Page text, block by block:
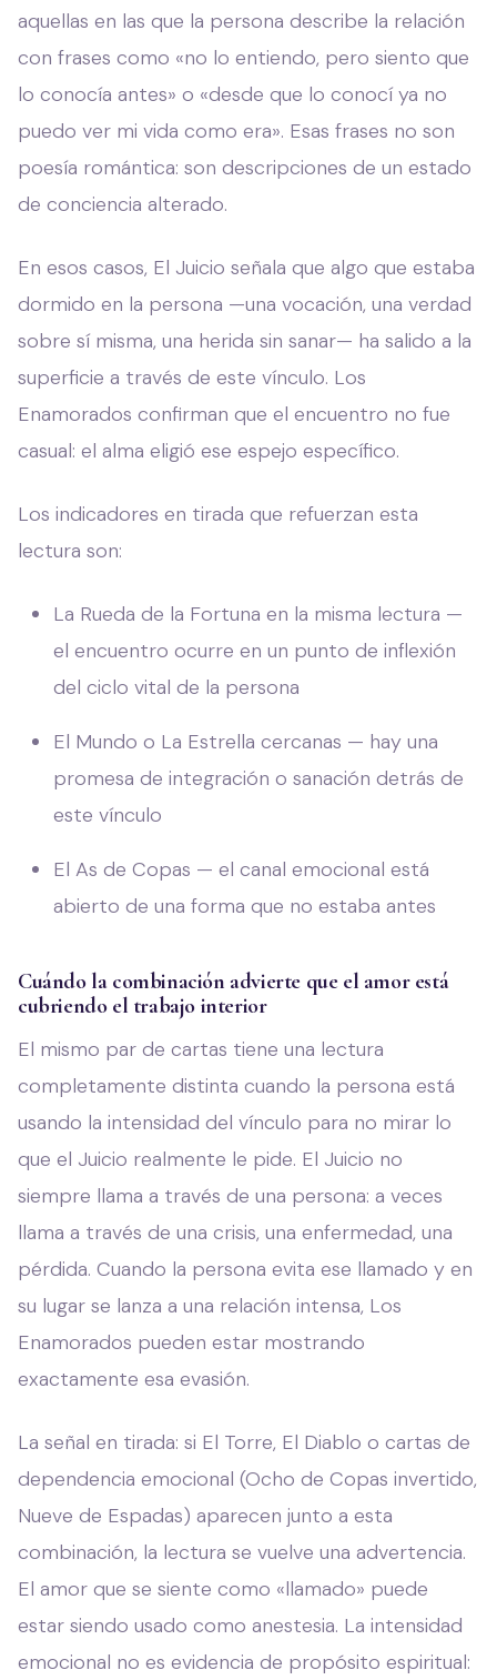
aquellas en las que la persona describe la relación
con frases como «no lo entiendo, pero siento que
lo conocía antes» o «desde que lo conocí ya no
puedo ver mi vida como era». Esas frases no son
poesía romántica: son descripciones de un estado
de conciencia alterado.
En esos casos, El Juicio señala que algo que estaba
dormido en la persona —una vocación, una verdad
sobre sí misma, una herida sin sanar— ha salido a la
superficie a través de este vínculo. Los
Enamorados confirman que el encuentro no fue
casual: el alma eligió ese espejo específico.
Los indicadores en tirada que refuerzan esta
lectura son:
La Rueda de la Fortuna en la misma lectura —
el encuentro ocurre en un punto de inflexión
del ciclo vital de la persona
El Mundo o La Estrella cercanas — hay una
promesa de integración o sanación detrás de
este vínculo
El As de Copas — el canal emocional está
abierto de una forma que no estaba antes
Cuándo la combinación advierte que el amor está
cubriendo el trabajo interior
El mismo par de cartas tiene una lectura
completamente distinta cuando la persona está
usando la intensidad del vínculo para no mirar lo
que el Juicio realmente le pide. El Juicio no
siempre llama a través de una persona: a veces
llama a través de una crisis, una enfermedad, una
pérdida. Cuando la persona evita ese llamado y en
su lugar se lanza a una relación intensa, Los
Enamorados pueden estar mostrando
exactamente esa evasión.
La señal en tirada: si El Torre, El Diablo o cartas de
dependencia emocional (Ocho de Copas invertido,
Nueve de Espadas) aparecen junto a esta
combinación, la lectura se vuelve una advertencia.
El amor que se siente como «llamado» puede
estar siendo usado como anestesia. La intensidad
emocional no es evidencia de propósito espiritual: